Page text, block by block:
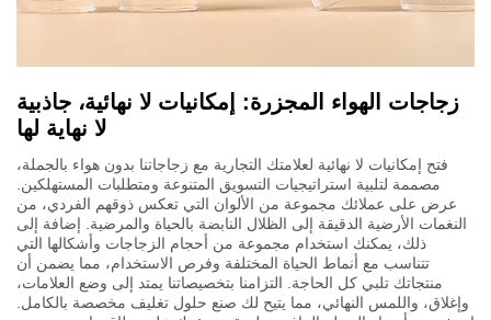
زجاجات الهواء المجزرة: إمكانيات لا نهائية، جاذبية
لا نهاية لها
فتح إمكانيات لا نهائية لعلامتك التجارية مع زجاجاتنا بدون هواء بالجملة،
مصممة لتلبية استراتيجيات التسويق المتنوعة ومتطلبات المستهلكين.
عرض على عملائك مجموعة من الألوان التي تعكس ذوقهم الفردي، من
النغمات الأرضية الدقيقة إلى الظلال النابضة بالحياة والمرضية. إضافة إلى
ذلك، يمكنك استخدام مجموعة من أحجام الزجاجات وأشكالها التي
تتناسب مع أنماط الحياة المختلفة وفرص الاستخدام، مما يضمن أن
منتجاتك تلبي كل الحاجة. التزامنا بتخصيصاتنا يمتد إلى وضع العلامات،
وإغلاق، واللمس النهائي، مما يتيح لك صنع حلول تغليف مخصصة بالكامل.